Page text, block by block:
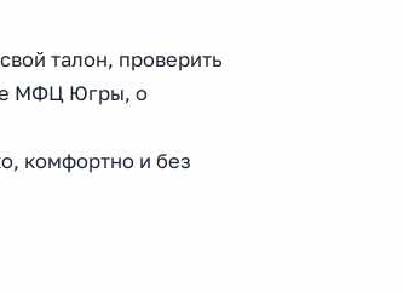
талон, проверить
МФЦ Югры, о
комфортно и без